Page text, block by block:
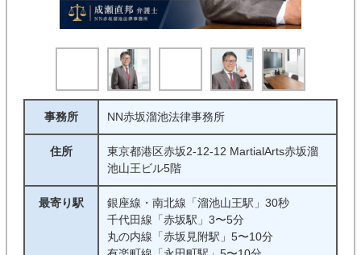
事務所 NN赤坂溜池法律事務所
住所
東京都港区赤坂2-12-12 MartialArts赤坂溜
池山王ビル5階
最寄り駅
銀座線・南北線「溜池山王駅」30秒
千代田線「赤坂駅」3〜5分
丸の内線「赤坂見附駅」5〜10分